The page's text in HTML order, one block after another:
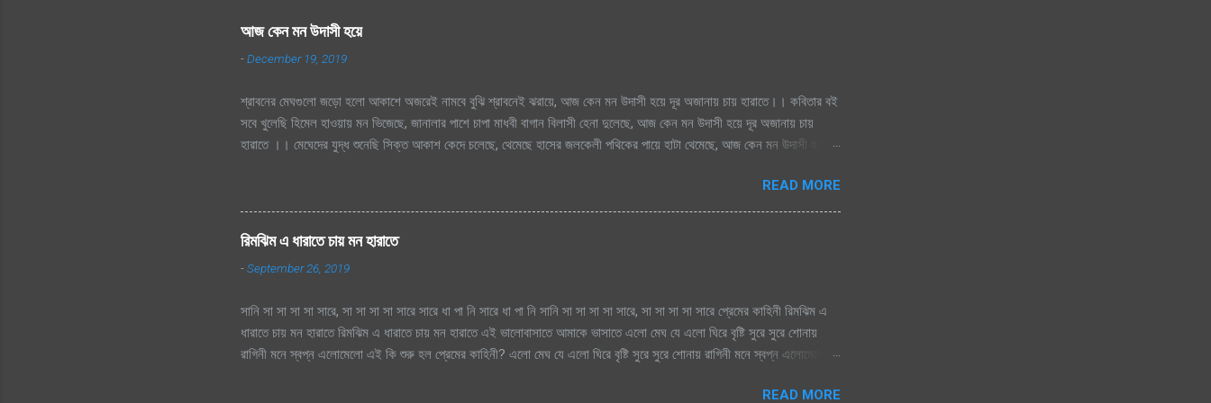
আজ কেন মন উদাসী হয়ে
-December 19, 2019
শ্রাবনের মেঘগুলো জড়ো হলো আকাশে অজরেই নামবে বুঝি শ্রাবনেই ঝরায়ে, আজ কেন মন উদাসী হয়ে দূর অজানায় চায় হারাতে।। কবিতার বই
সবে খুলেছি হিমেল হাওয়ায় মন ভিজেছে, জানালার পাশে চাপা মাধবী বাগান বিলাসী হেনা দুলেছে, আজ কেন মন উদাসী হয়ে দূর অজানায় চায়
হারাতে ।। মেঘেদের যুদ্ধ শুনেছি সিক্ত আকাশ কেদে চলেছে, থেমেছে হাসের জলকেলী পথিকের পায়ে হাটা থেমেছে, আজ কেন মন উদাসী হয়ে
READ MORE
রিমঝিম এ ধারাতে চায় মন হারাতে
-September 26, 2019
সানি সা সা সা সা সারে, সা সা সা সা সারে সারে ধা পা নি সারে ধা পা নি সানি সা সা সা সা সারে, সা সা সা সা সারে প্রেমের কাহিনী রিমঝিম এ
ধারাতে চায় মন হারাতে রিমঝিম এ ধারাতে চায় মন হারাতে এই ভালোবাসাতে আমাকে ভাসাতে এলো মেঘ যে এলো ঘিরে বৃষ্টি সুরে সুরে শোনায়
রাগিনী মনে স্বপ্ন এলোমেলো এই কি শুরু হল প্রেমের কাহিনী? এলো মেঘ যে এলো ঘিরে বৃষ্টি সুরে সুরে শোনায় রাগিনী মনে স্বপ্ন এলোমেলো
তো এত আশা, ভালোবাসা এ মনে আগে কত বৃষ্টি যে দেখেছি শ্রাবণে জাগেনি তো এত আশা, ভালোবাসা এ মনে সে বৃষ্টি ভেজা পায়ে সামনে এলে
READ MORE